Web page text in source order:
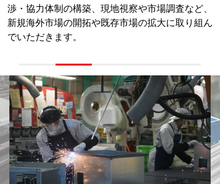
渉・協力体制の構築、現地視察や市場調査など、
新規海外市場の開拓や既存市場の拡大に取り組ん
でいただきます。